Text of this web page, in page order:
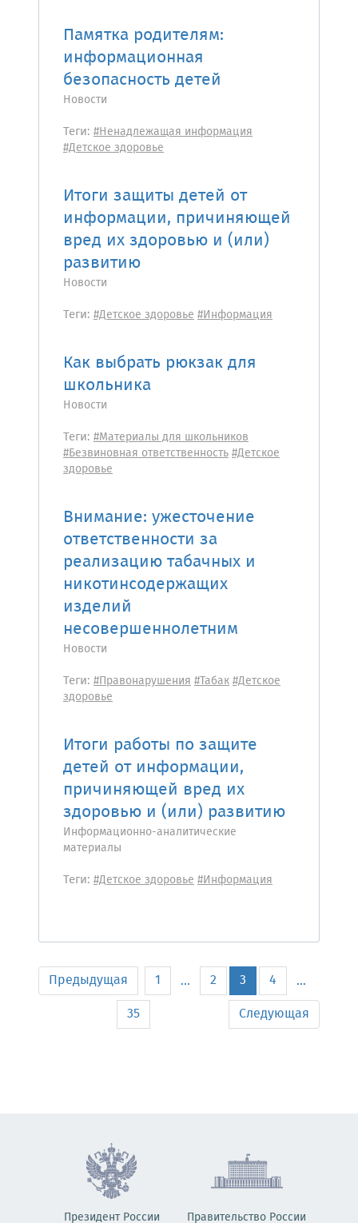
Памятка родителям:
информационная
безопасность детей
Новости
Теги: #Ненадлежащая информация
#Детское здоровье
Итоги защиты детей от
информации, причиняющей
вред их здоровью и (или)
развитию
Новости
Теги: #Детское здоровье#Информация
Как выбрать рюкзак для
школьника
Новости
Теги: #Материалы для школьников
#Безвиновная ответственность#Детское
здоровье
Внимание: ужесточение
ответственности за
реализацию табачных и
никотинсодержащих
изделий
несовершеннолетним
Новости
Теги: #Правонарушения#Табак#Детское
здоровье
Итоги работы по защите
детей от информации,
причиняющей вред их
здоровью и (или) развитию
Информационно-аналитические
материалы
Теги: #Детское здоровье#Информация
Предыдущая 1 ... 2 3 4
...
35
Следующая
Президент России Правительство России